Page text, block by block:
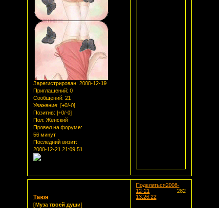
Зарегистрирован: 2008-12-19
Приглашений: 0
Сообщений: 21
Уважение: [+0/-0]
Позитив: [+0/-0]
Пол: Женский
Провел на форуме:
56 минут
Последний визит:
2008-12-21 21:09:51
Поделиться
282
2008-
12-21
13:26:22
Таюя
[Муза твоей души]